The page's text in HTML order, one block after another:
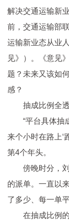
解决交通运输新
前，交通运输部
运输新业态从业
见》）。《意见
题？未来又该如
感？
抽成比例全
“平台具体抽
来个小时在路上‘
第4个年头。
傍晚时分，
的派单。一直以
了多少、每一单
在抽成比例